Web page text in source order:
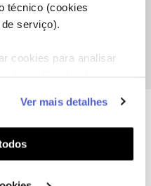
técnico (cookies
serviço).
cookies para analisar
e
aos seus interesses
Pode gerir a
em "Configurar
Ver mais detalhes